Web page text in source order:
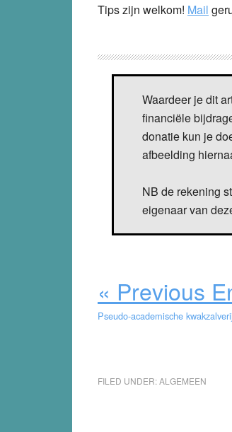
Tips zijn welkom! Mail
Waardeer je dit
financiële
donatie kun je
afbeelding
NB de rekening
eigenaar van
« Previous
Pseudo-academische
FILED UNDER:ALGEMEEN